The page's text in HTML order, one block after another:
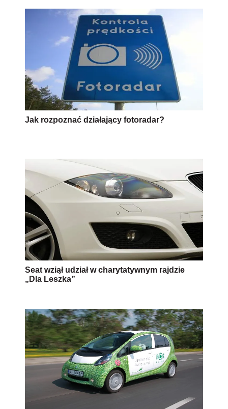
Jak rozpoznać działający fotoradar?
Seat wziął udział w charytatywnym rajdzie
„Dla Leszka”